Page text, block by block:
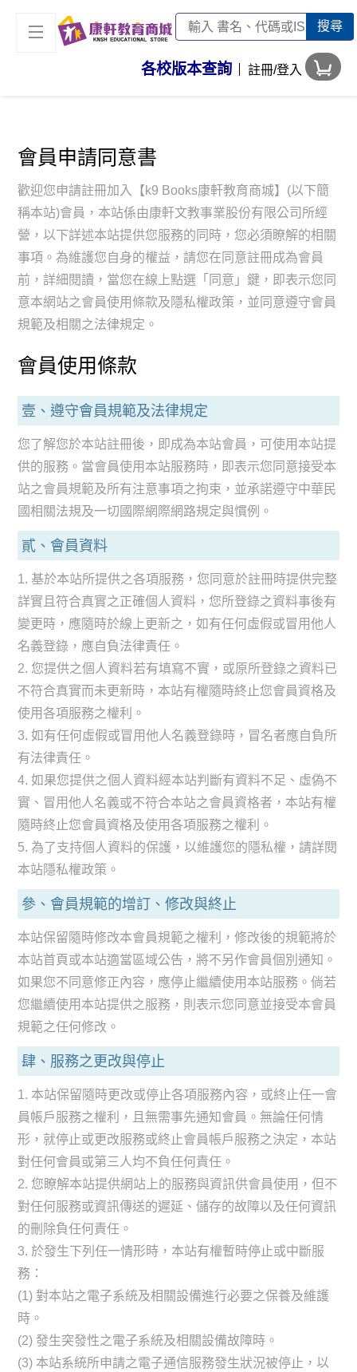
各校版本查詢 註冊/登入
搜尋
會員申請同意書
歡迎您申請註冊加入【k9 Books康軒教育商城】(以下簡
稱本站)會員，本站係由康軒文教事業股份有限公司所經
營，以下詳述本站提供您服務的同時，您必須瞭解的相關
事項。為維護您自身的權益，請您在同意註冊成為會員
前，詳細閱讀，當您在線上點選「同意」鍵，即表示您同
意本網站之會員使用條款及隱私權政策，並同意遵守會員
規範及相關之法律規定。
會員使用條款
壹、遵守會員規範及法律規定
您了解您於本站註冊後，即成為本站會員，可使用本站提
供的服務。當會員使用本站服務時，即表示您同意接受本
站之會員規範及所有注意事項之拘束，並承諾遵守中華民
國相關法規及一切國際網際網路規定與慣例。
貳、會員資料
1. 基於本站所提供之各項服務，您同意於註冊時提供完整
詳實且符合真實之正確個人資料，您所登錄之資料事後有
變更時，應隨時於線上更新之，如有任何虛假或冒用他人
名義登錄，應自負法律責任。
2. 您提供之個人資料若有填寫不實，或原所登錄之資料已
不符合真實而未更新時，本站有權隨時終止您會員資格及
使用各項服務之權利。
3. 如有任何虛假或冒用他人名義登錄時，冒名者應自負所
有法律責任。
4. 如果您提供之個人資料經本站判斷有資料不足、虛偽不
實、冒用他人名義或不符合本站之會員資格者，本站有權
隨時終止您會員資格及使用各項服務之權利。
5. 為了支持個人資料的保護，以維護您的隱私權，請詳閱
本站隱私權政策。
參、會員規範的增訂、修改與終止
本站保留隨時修改本會員規範之權利，修改後的規範將於
本站首頁或本站適當區域公告，將不另作會員個別通知。
如果您不同意修正內容，應停止繼續使用本站服務。倘若
您繼續使用本站提供之服務，則表示您同意並接受本會員
規範之任何修改。
肆、服務之更改與停止
1. 本站保留隨時更改或停止各項服務內容，或終止任一會
員帳戶服務之權利，且無需事先通知會員。無論任何情
形，就停止或更改服務或終止會員帳戶服務之決定，本站
對任何會員或第三人均不負任何責任。
2. 您瞭解本站提供網站上的服務與資訊供會員使用，但不
對任何服務或資訊傳送的遲延、儲存的故障以及任何資訊
的刪除負任何責任。
3. 於發生下列任一情形時，本站有權暫時停止或中斷服
務：
(1) 對本站之電子系統及相關設備進行必要之保養及維護
時。
(2) 發生突發性之電子系統及相關設備故障時。
(3) 本站系統所申請之電子通信服務發生狀況被停止，以